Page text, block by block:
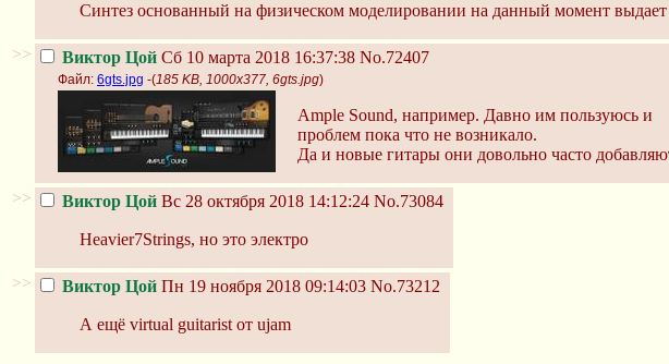
Синтез основанный на физическом моделировании на данный момент выдает
>> Виктор Цой Сб 10 марта 2018 16:37:38 No.72407
Файл: 6gts.jpg -(185 KB, 1000x377, 6gts.jpg)
Ample Sound, например. Давно им пользуюсь и
проблем пока что не возникало.
Да и новые гитары они довольно часто
>> Виктор Цой Вс 28 октября 2018 14:12:24 No.73084
Heavier7Strings, но это электро
>> Виктор Цой Пн 19 ноября 2018 09:14:03 No.73212
А ещё virtual guitarist от ujam